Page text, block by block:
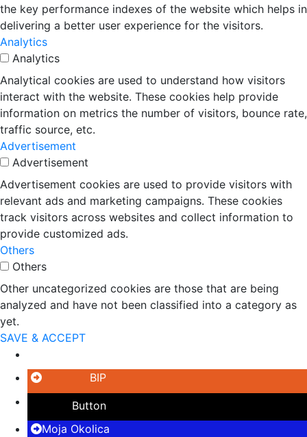
the key performance indexes of the website which helps in
delivering a better user experience for the visitors.
Analytics
Analytics
Analytical cookies are used to understand how visitors
interact with the website. These cookies help provide
information on metrics the number of visitors, bounce rate,
traffic source, etc.
Advertisement
Advertisement
Advertisement cookies are used to provide visitors with
relevant ads and marketing campaigns. These cookies
track visitors across websites and collect information to
provide customized ads.
Others
Others
Other uncategorized cookies are those that are being
analyzed and have not been classified into a category as
yet.
SAVE & ACCEPT
BIP
Button
Moja Okolica